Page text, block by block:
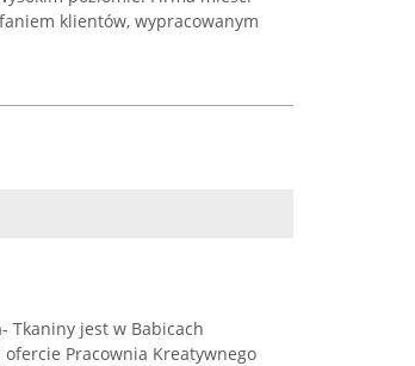
klientów, wypracowanym
Tkaniny jest w Babicach
Pracownia Kreatywnego